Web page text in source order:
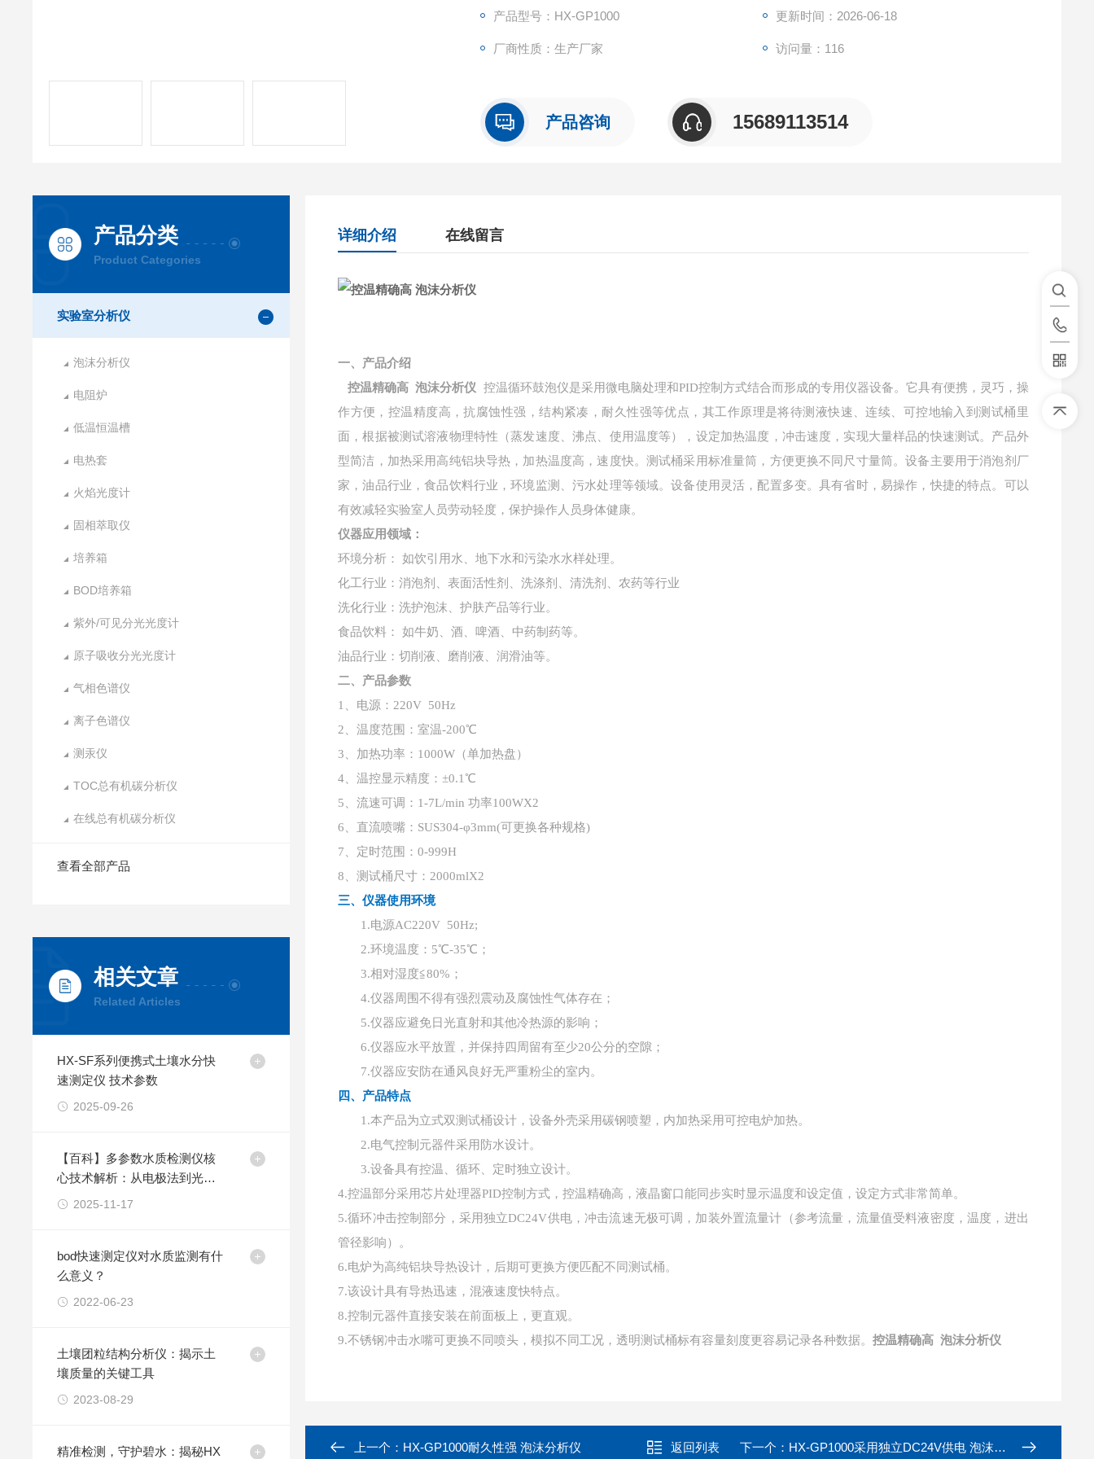
值受料液密度，温度，进出管径影响）。
6.电炉为高纯铝块导热设计，后期可更换方便匹配不同测试桶。
产品型号：HX-GP1000 更新时间：2026-06-18
厂商性质：生产厂家 访问量：116
产品咨询 15689113514
产品分类
Product Categories
实验室分析仪
泡沫分析仪
电阻炉
低温恒温槽
电热套
火焰光度计
固相萃取仪
培养箱
BOD培养箱
紫外/可见分光光度计
原子吸收分光光度计
气相色谱仪
离子色谱仪
测汞仪
TOC总有机碳分析仪
在线总有机碳分析仪
查看全部产品
相关文章
Related Articles
HX-SF系列便携式土壤水分快
速测定仪 技术参数
2025-09-26
【百科】多参数水质检测仪核
心技术解析：从电极法到光学
法的测量原理
2025-11-17
bod快速测定仪对水质监测有什
么意义？
2022-06-23
土壤团粒结构分析仪：揭示土
壤质量的关键工具
2023-08-29
精准检测，守护碧水：揭秘HX
详细介绍 在线留言
一、产品介绍
控温精确高 泡沫分析仪 控温循环鼓泡仪是采用微电脑处理和PID控制方式结合而形成的专用仪器设备。它具有便携，灵巧，操
作方便，控温精度高，抗腐蚀性强，结构紧凑，耐久性强等优点，其工作原理是将待测液快速、连续、可控地输入到测试桶里
面，根据被测试溶液物理特性（蒸发速度、沸点、使用温度等），设定加热温度，冲击速度，实现大量样品的快速测试。产品外
型简洁，加热采用高纯铝块导热，加热温度高，速度快。测试桶采用标准量筒，方便更换不同尺寸量筒。设备主要用于消泡剂厂
家，油品行业，食品饮料行业，环境监测、污水处理等领域。设备使用灵活，配置多变。具有省时，易操作，快捷的特点。可以
有效减轻实验室人员劳动轻度，保护操作人员身体健康。
仪器应用领域：
环境分析：
如饮引用水、地下水和污染水水样处理。
化工行业：消泡剂、表面活性剂、洗涤剂、清洗剂、农药等行业
洗化行业：洗护泡沫、护肤产品等行业。
食品饮料：
如牛奶、酒、啤酒、中药制药等。
油品行业：切削液、磨削液、润滑油等。
二、产品参数
1、电源：220V 50Hz
2、温度范围：室温-200℃
3、加热功率：1000W（单加热盘）
4、温控显示精度：±0.1℃
5、流速可调：1-7L/min 功率100WX2
6、直流喷嘴：SUS304-φ3mm(可更换各种规格)
7、定时范围：0-999H
8、测试桶尺寸：2000mlX2
三、仪器使用环境
1.电源AC220V 50Hz;
2.环境温度： 5℃-35℃；
3.相对湿度≦80%；
4.仪器周围不得有强烈震动及腐蚀性气体存在；
5.仪器应避免日光直射和其他冷热源的影响；
6.仪器应水平放置，并保持四周留有至少20公分的空隙；
7.仪器应安防在通风良好无严重粉尘的室内。
四、产品特点
1.本产品为立式双测试桶设计，设备外壳采用碳钢喷塑，内加热采用可控电炉加热。
2.电气控制元器件采用防水设计。
3.设备具有控温、循环、定时独立设计。
4.控温部分采用芯片处理器PID控制方式，控温精确高，液晶窗口能同步实时显示温度和设定值，设定方式非常简单。
5.循环冲击控制部分，采用独立DC24V供电，冲击流速无极可调，加装外置流量计（参考流量，流量值受料液密度，温度，进出
管径影响）。
6.电炉为高纯铝块导热设计，后期可更换方便匹配不同测试桶。
7.该设计具有导热迅速，混液速度快特点。
8.控制元器件直接安装在前面板上，更直观。
9.不锈钢冲击水嘴可更换不同喷头，模拟不同工况，透明测试桶标有容量刻度更容易记录各种数据。控温精确高 泡沫分析仪
上一个： HX-GP1000耐久性强 泡沫分析仪 返回列表 下一个： HX-GP1000采用独立DC24V供电 泡沫分析仪